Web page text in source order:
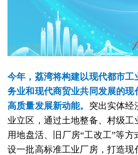
今年，荔湾将构建以现代都市工
务业和现代商贸业共同发展的现
高质量发展新动能。 突出实体经
业立区，通过土地整备、村级工
用地盘活、旧厂房“工改工”等
设一批高标准工业厂房，打造现